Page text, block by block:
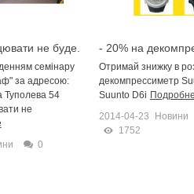
не буде.
семінару
за адресою:
Туполева 54
не
0
- 20% на
Suunto
Отримай знижку в
декомпрессиметр
Suunto D6i
2014-04-23
Новини
1752